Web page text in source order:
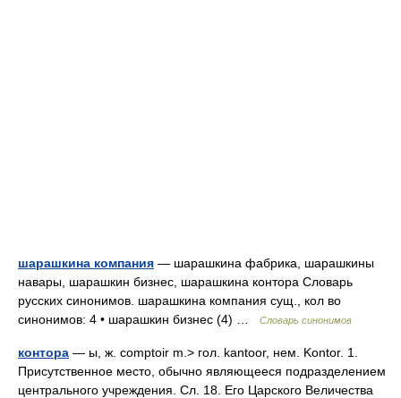
шарашкина компания — шарашкина фабрика, шарашкины
навары, шарашкин бизнес, шарашкина контора Словарь
русских синонимов. шарашкина компания сущ., кол во
синонимов: 4 • шарашкин бизнес (4) …
Словарь синонимов
контора — ы, ж. comptoir m.> гол. kantoor, нем. Kontor. 1.
Присутственное место, обычно являющееся подразделением
центрального учреждения. Сл. 18. Его Царского Величества